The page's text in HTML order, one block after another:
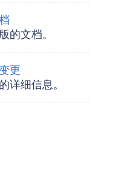
的文档。
更
详细信息。